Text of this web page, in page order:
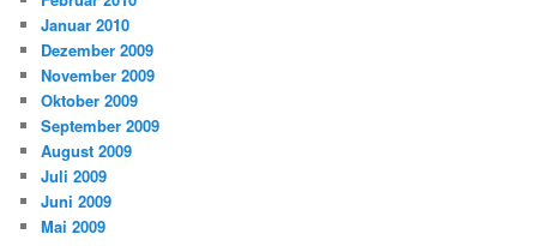
Januar 2010
Dezember 2009
November 2009
Oktober 2009
September 2009
August 2009
Juli 2009
Juni 2009
Mai 2009